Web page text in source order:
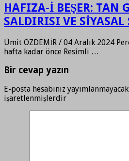
HAFIZA-İ BEŞER: TAN
SALDIRISI VE
Ümit ÖZDEMİR / 04 Aralık 2024
hafta kadar önce Resimli …
Bir cevap yazın
E-posta hesabınız yayımlanmayacak.
işaretlenmişlerdir